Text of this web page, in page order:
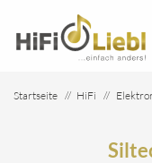
Startseite HiFi